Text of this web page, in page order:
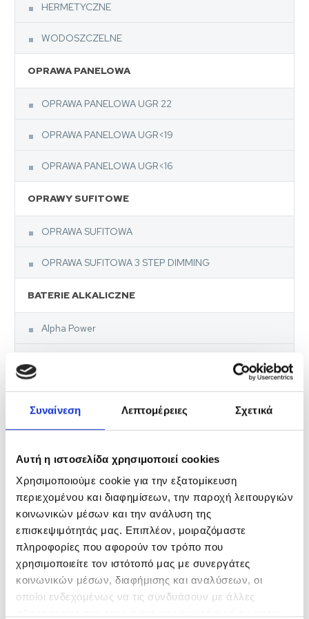
Συναίνεση Λεπτομέρειες Σχετικά
Αυτή η ιστοσελίδα χρησιμοποιεί cookies
Χρησιμοποιούμε cookie για την εξατομίκευση
περιεχομένου και διαφημίσεων, την παροχή λειτουργιών
κοινωνικών μέσων και την ανάλυση της
επισκεψιμότητάς μας. Επιπλέον, μοιραζόμαστε
πληροφορίες που αφορούν τον τρόπο που
χρησιμοποιείτε τον ιστότοπό μας με συνεργάτες
κοινωνικών μέσων, διαφήμισης και αναλύσεων, οι
οποίοι ενδεχομένως να τις συνδυάσουν με άλλες
HERMETYCZNE
WODOSZCZELNE
OPRAWA PANELOWA
OPRAWA PANELOWA UGR 22
OPRAWA PANELOWA UGR<19
OPRAWA PANELOWA UGR<16
OPRAWY SUFITOWE
OPRAWA SUFITOWA
OPRAWA SUFITOWA 3 STEP DIMMING
BATERIE ALKALICZNE
Alpha Power
Entry Level
Super Heavy Duty
Heavy Duty
Economy Line
AKUMULATORY DO ŁADOWANIA
AKUMULATORY DO ŁADOWANIA
Chargers